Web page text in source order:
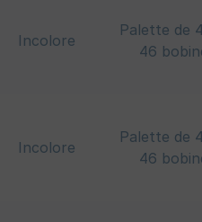
Incolore
Palette de
46
Incolore
Palette de
46